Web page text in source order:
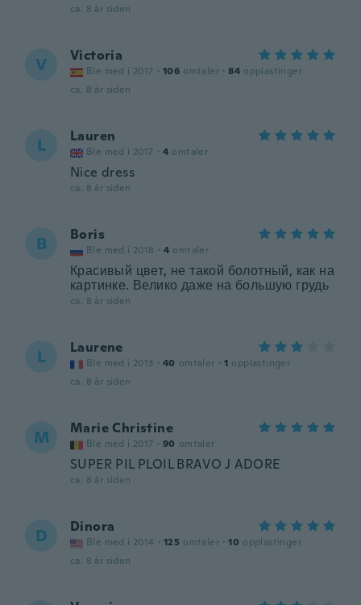
ca. 8 år siden
V Victoria
Ble med i 2017 · 106 omtaler · 84 opplastinger
ca. 8 år siden
L Lauren
Ble med i 2017 · 4 omtaler
Nice dress
ca. 8 år siden
B Boris
Ble med i 2018 · 4 omtaler
Красивый цвет, не такой болотный, как на
картинке. Велико даже на большую грудь
ca. 8 år siden
L Laurene
Ble med i 2013 · 40 omtaler · 1 opplastinger
ca. 8 år siden
M Marie Christine
Ble med i 2017 · 90 omtaler
SUPER PIL PLOIL BRAVO J ADORE
ca. 8 år siden
D Dinora
Ble med i 2014 · 125 omtaler · 10 opplastinger
ca. 8 år siden